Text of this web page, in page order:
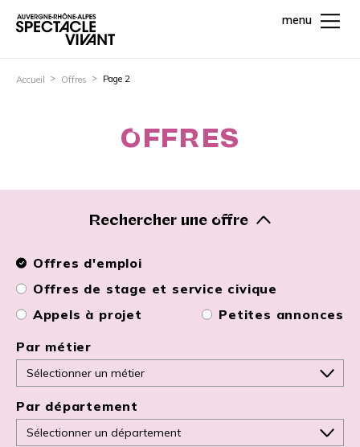
menu
Accueil Offres Page 2
OFFRES
Rechercher une offre
Offres d'emploi
Offres de stage et service civique
Appels à projet
Petites annonces
Par métier
Par département